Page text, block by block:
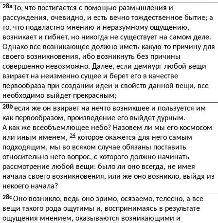
28a То, что постигается с помощью размышления и
рассуждения, очевидно, и есть вечно тождественное бытие; а
то, что подвластно мнению и неразумному ощущению,
возникает и гибнет, но никогда не существует на самом деле.
Однако все возникающее должно иметь какую-то причину для
своего возникновения, ибо возникнуть без причины
совершенно невозможно. Далее, если демиург любой вещи
взирает на неизменно сущее и берет его в качестве
первообраза при создании идеи и свойств данной вещи, все
необходимо выйдет прекрасным;
28b если же он взирает на нечто возникшее и пользуется им
как первообразом, произведение его выйдет дурным.
А как же всеобъемлющее небо? Назовем ли мы его космосом
или иным именем, 34 которое окажется для него самым
подходящим, мы во всяком случае обязаны поставить
относительно него вопрос, с которого должно начинать
рассмотрение любой вещи: было ли оно всегда, не имея
начала своего возникновения, или же оно возникло, выйдя из
некоего начала?
28cОно возникло, ведь оно зримо, осязаемо, телесно, а все
вещи такого рода ощутимы и, воспринимаясь в результате
ощущения мнением, оказываются возникающими и